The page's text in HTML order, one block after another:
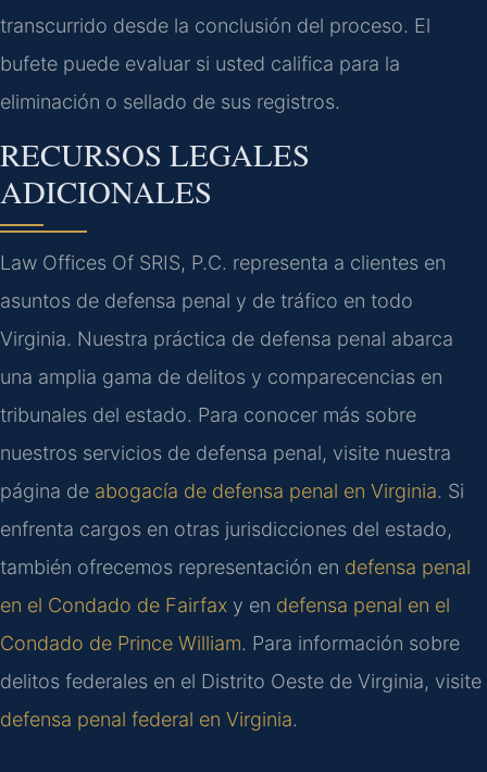
transcurrido desde la conclusión del proceso. El
bufete puede evaluar si usted califica para la
eliminación o sellado de sus registros.
RECURSOS LEGALES
ADICIONALES
Law Offices Of SRIS, P.C. representa a clientes en
asuntos de defensa penal y de tráfico en todo
Virginia. Nuestra práctica de defensa penal abarca
una amplia gama de delitos y comparecencias en
tribunales del estado. Para conocer más sobre
nuestros servicios de defensa penal, visite nuestra
página de abogacía de defensa penal en Virginia. Si
enfrenta cargos en otras jurisdicciones del estado,
también ofrecemos representación en defensa penal
en el Condado de Fairfax y en defensa penal en el
Condado de Prince William. Para información sobre
delitos federales en el Distrito Oeste de Virginia, visite
defensa penal federal en Virginia.